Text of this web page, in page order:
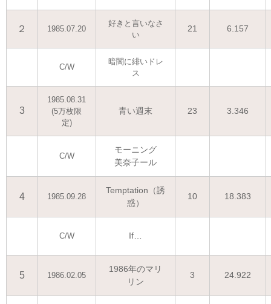
２ 1985.07.20
好きと言いなさ
い
21 6.157
C/W
暗闇に緋いドレ
ス
3
1985.08.31
(5万枚限
定)
青い週末 23 3.346
C/W
モーニング
美奈子ール
4 1985.09.28
Temptation（誘
惑）
10 18.383
C/W If…
5 1986.02.05
1986年のマリ
リン
3 24.922